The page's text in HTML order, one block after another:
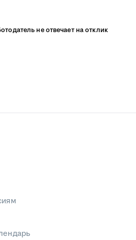
не отвечает на отклик